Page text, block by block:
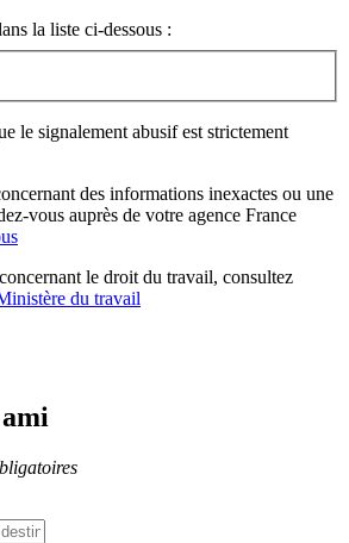
la liste ci-dessous :
le signalement abusif est strictement
des informations inexactes ou une
vous auprès de votre agence France
le droit du travail, consultez
du travail